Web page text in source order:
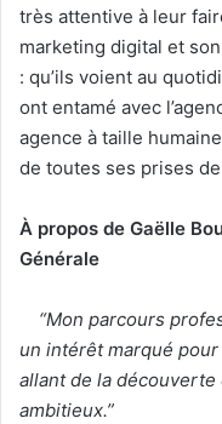
très attentive à leur
marketing digital et
: qu’ils voient au
ont entamé avec
agence à taille
de toutes ses prises
À propos de Gaëlle
Générale
“Mon parcours
un intérêt marqué
allant de la découverte
ambitieux.”